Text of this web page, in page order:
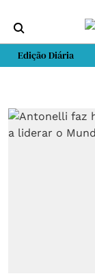
Edição Diária